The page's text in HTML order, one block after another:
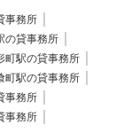
事務所
の貸事務所
町駅の貸事務所
町駅の貸事務所
事務所
事務所